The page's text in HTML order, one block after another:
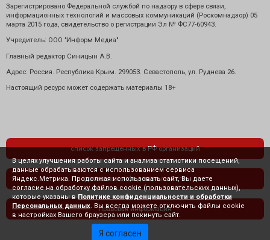
Зарегистрировано Федеральной службой по надзору в сфере связи,
информационных технологий и массовых коммуникаций (Роскомнадзор) 05
марта 2015 года, свидетельство о регистрации Эл № ФС77-60943.
Учредитель: ООО "Информ Медиа"
Главный редактор Синицын А.В.
Адрес: Россия. Республика Крым. 299053. Севастополь, ул. Руднева 26.
Настоящий ресурс может содержать материалы 18+
список запрещенных в РФ организаций
политика конфиденциальности
правовая информация
В целях улучшения работы сайта и анализа статистики посещений,
данные обрабатываются с использованием сервиса
Яндекс.Метрика. Продолжая использовать сайт, Вы даете
согласие на обработку файлов cookie (пользовательских данных),
которые указаны в Политике конфиденциальности и обработки
Персональных данных . Вы всегда можете отключить файлы cookie
в настройках Вашего браузера или покинуть сайт.
Я согласен